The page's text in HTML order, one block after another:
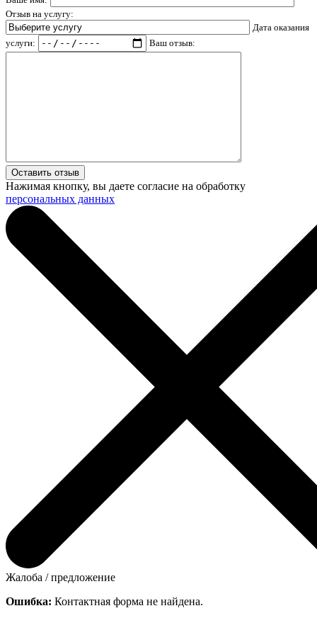
Отзыв на услугу:
Дата оказания
услуги:
Ваш отзыв:
Нажимая кнопку, вы даете согласие на обработку
персональных данных
Жалоба / предложение
Ошибка: Контактная форма не найдена.